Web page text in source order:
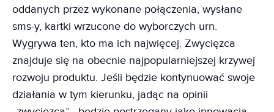
oddanych przez wykonane połączenia, wysłane
sms-y, kartki wrzucone do wyborczych urn.
Wygrywa ten, kto ma ich najwięcej. Zwycięzca
znajduje się na obecnie najpopularniejszej krzywej
rozwoju produktu. Jeśli będzie kontynuować swoje
działania w tym kierunku, jadąc na opinii